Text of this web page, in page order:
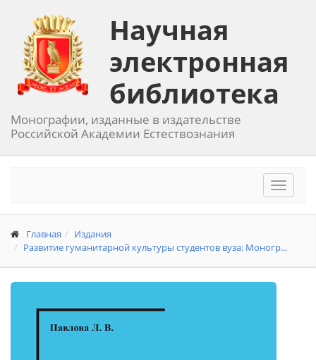
Научная
электронная
библиотека
Монографии, изданные в издательстве
Российской Академии Естествознания
Toggle
Главная
Издания
Развитие гуманитарной культуры студентов вуза: Моногр...